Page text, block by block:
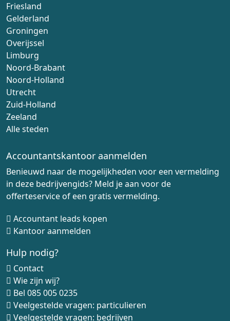
Friesland
Gelderland
Groningen
Overijssel
Limburg
Noord-Brabant
Noord-Holland
Utrecht
Zuid-Holland
Zeeland
Alle steden
Accountantskantoor aanmelden
Benieuwd naar de mogelijkheden voor een vermelding
in deze bedrijvengids? Meld je aan voor de
offerteservice of een gratis vermelding.
Accountant leads kopen
Kantoor aanmelden
Hulp nodig?
Contact
Wie zijn wij?
Bel 085 005 0235
Veelgestelde vragen: particulieren
Veelgestelde vragen: bedrijven